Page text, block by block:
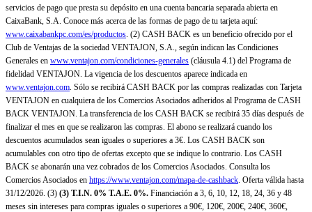
servicios de pago que presta su depósito en una cuenta bancaria separada abierta en
CaixaBank, S.A. Conoce más acerca de las formas de pago de tu tarjeta aquí:
www.caixabankpc.com/es/productos. (2) CASH BACK es un beneficio ofrecido por el
Club de Ventajas de la sociedad VENTAJON, S.A., según indican las Condiciones
Generales en www.ventajon.com/condiciones-generales (cláusula 4.1) del Programa de
fidelidad VENTAJON. La vigencia de los descuentos aparece indicada en
www.ventajon.com. Sólo se recibirá CASH BACK por las compras realizadas con Tarjeta
VENTAJON en cualquiera de los Comercios Asociados adheridos al Programa de CASH
BACK VENTAJON. La transferencia de los CASH BACK se recibirá 35 días después de
finalizar el mes en que se realizaron las compras. El abono se realizará cuando los
descuentos acumulados sean iguales o superiores a 3€. Los CASH BACK son
acumulables con otro tipo de ofertas excepto que se indique lo contrario. Los CASH
BACK se abonarán una vez cobrados de los Comercios Asociados. Consulta los
Comercios Asociados en https://www.ventajon.com/mapa-de-cashback. Oferta válida hasta
31/12/2026. (3) (3) T.I.N. 0% T.A.E. 0%. Financiación a 3, 6, 10, 12, 18, 24, 36 y 48
meses sin intereses para compras iguales o superiores a 90€, 120€, 200€, 240€, 360€,